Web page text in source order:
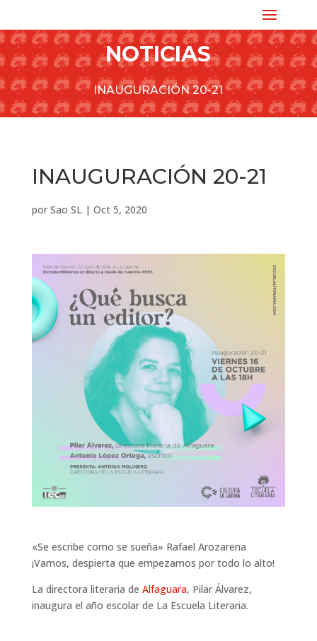
NOTICIAS
INAUGURACIÓN 20-21
INAUGURACIÓN 20-21
por Sao SL| Oct 5, 2020
«Se escribe como se sueña» Rafael Arozarena
¡Vamos, despierta que empezamos por todo lo alto!
La directora literaria de Alfaguara, Pilar Álvarez,
inaugura el año escolar de La Escuela Literaria.